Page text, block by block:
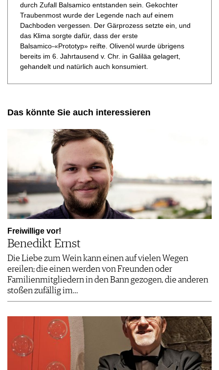
durch Zufall Balsamico entstanden sein. Gekochter
Traubenmost wurde der Legende nach auf einem
Dachboden vergessen. Der Gärprozess setzte ein, und
das Klima sorgte dafür, dass der erste
Balsamico-«Prototyp» reifte. Olivenöl wurde übrigens
bereits im 6. Jahrtausend v. Chr. in Galiläa gelagert,
gehandelt und natürlich auch konsumiert.
Das könnte Sie auch interessieren
Freiwillige vor!
Benedikt Ernst
Die Liebe zum Wein kann einen auf vielen Wegen
ereilen; die einen werden von Freunden oder
Familienmitgliedern in den Bann gezogen, die anderen
stoßen zufällig im…